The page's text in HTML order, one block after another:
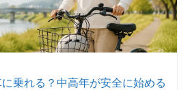
乗れる？中高年が安全に始める